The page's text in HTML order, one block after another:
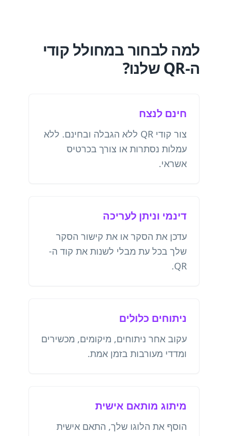
למה לבחור במחולל קודי
ה-QR שלנו?
חינם לנצח
צור קודי QR ללא הגבלה ובחינם. ללא
עמלות נסתרות או צורך בכרטיס
אשראי.
דינמי וניתן לעריכה
עדכן את הסקר או את קישור הסקר
שלך בכל עת מבלי לשנות את קוד ה-
QR.
ניתוחים כלולים
עקוב אחר ניתוחים, מיקומים, מכשירים
ומדדי מעורבות בזמן אמת.
מיתוג מותאם אישית
הוסף את הלוגו שלך, התאם אישית